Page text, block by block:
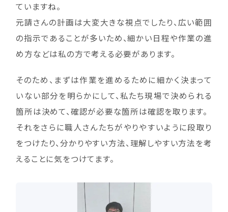
ていますね。
元請さんの計画は大変大きな視点でしたり、広い範囲
の指示であることが多いため、細かい日程や作業の進
め方などは私の方で考える必要があります。
そのため、まずは作業を進めるために細かく決まって
いない部分を明らかにして、私たち現場で決められる
箇所は決めて、確認が必要な箇所は確認を取ります。
それをさらに職人さんたちがやりやすいように段取り
をつけたり、分かりやすい方法、理解しやすい方法を考
えることに気をつけてます。